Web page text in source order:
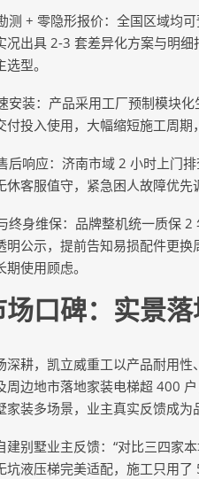
+ 零隐形报价：全国区域均可
况出具 2-3 套差异化方案与明
型。
装：产品采用工厂预制模块化
投入使用，大幅缩短施工周期
响应：济南市域 2 小时上门排
休客服值守，紧急困人故障优
身维保：品牌整机统一质保 2
明公示，提前告知易损配件更
使用顾虑。
碑：实景落
，凯立威重工以产品耐用性
周边地市落地家装电梯超 400
装多场景，业主真实反馈成为
墅业主反馈：“对比三四家本
坑液压梯完美适配，施工只用